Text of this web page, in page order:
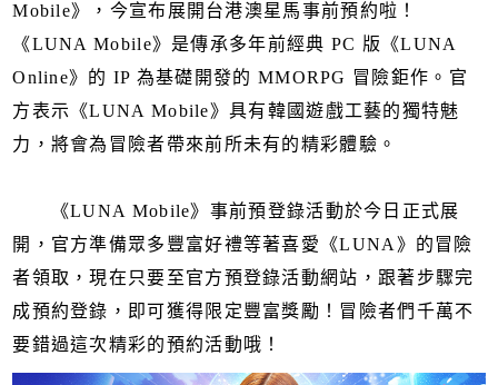
Mobile》，今宣布展開台港澳星馬事前預約啦！
《LUNA Mobile》是傳承多年前經典 PC 版《LUNA
Online》的 IP 為基礎開發的 MMORPG 冒險鉅作。官
方表示《LUNA Mobile》具有韓國遊戲工藝的獨特魅
力，將會為冒險者帶來前所未有的精彩體驗。
《LUNA Mobile》事前預登錄活動於今日正式展
開，官方準備眾多豐富好禮等著喜愛《LUNA》的冒險
者領取，現在只要至官方預登錄活動網站，跟著步驟完
成預約登錄，即可獲得限定豐富獎勵！冒險者們千萬不
要錯過這次精彩的預約活動哦！